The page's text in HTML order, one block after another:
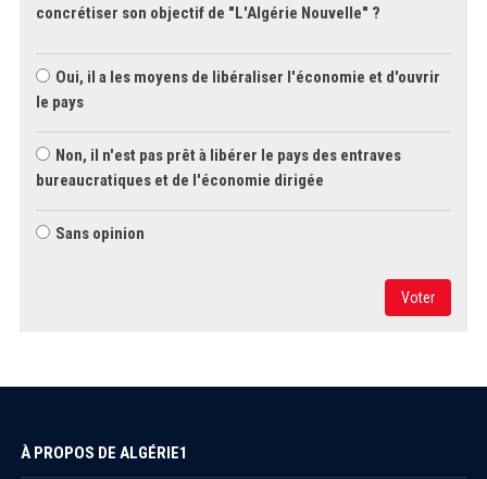
concrétiser son objectif de "L'Algérie Nouvelle" ?
Oui, il a les moyens de libéraliser l'économie et d'ouvrir
le pays
Non, il n'est pas prêt à libérer le pays des entraves
bureaucratiques et de l'économie dirigée
Sans opinion
Voter
À PROPOS DE ALGÉRIE1